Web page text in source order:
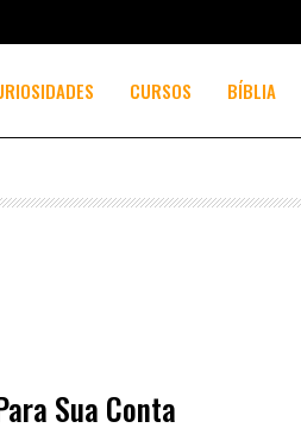
CURSOS BÍBLIA
Sua Conta